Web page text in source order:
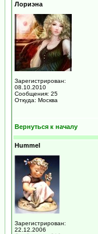
Лориэна
Зарегистрирован:
08.10.2010
Сообщения: 25
Откуда: Москва
Вернуться к началу
Hummel
Зарегистрирован:
22.12.2006